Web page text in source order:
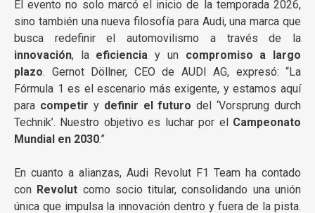
El evento no solo marcó el inicio de la temporada 2026,
sino también una nueva filosofía para Audi, una marca que
busca redefinir el automovilismo a través de la
innovación, la eficiencia y un compromiso a largo
plazo. Gernot Döllner, CEO de AUDI AG, expresó: “La
Fórmula 1 es el escenario más exigente, y estamos aquí
para competir y definir el futuro del ‘Vorsprung durch
Technik’. Nuestro objetivo es luchar por el Campeonato
Mundial en 2030.”
En cuanto a alianzas, Audi Revolut F1 Team ha contado
con Revolut como socio titular, consolidando una unión
única que impulsa la innovación dentro y fuera de la pista.